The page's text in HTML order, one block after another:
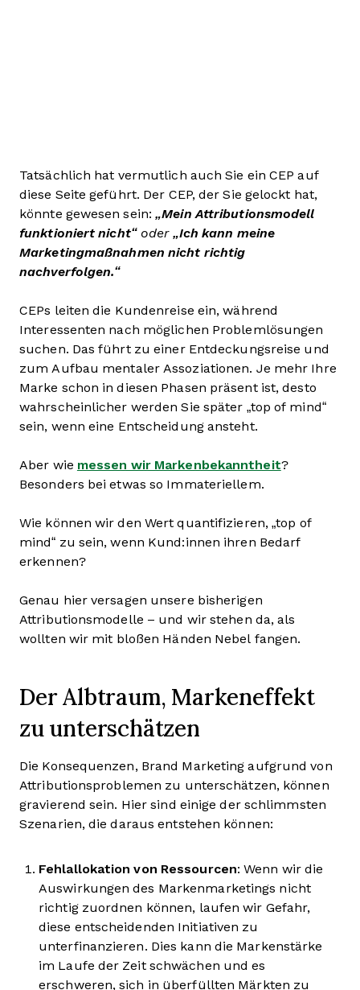
Tatsächlich hat vermutlich auch Sie ein CEP auf
diese Seite geführt. Der CEP, der Sie gelockt hat,
könnte gewesen sein:„Mein Attributionsmodell
funktioniert nicht“ oder„Ich kann meine
Marketingmaßnahmen nicht richtig
nachverfolgen.“
CEPs leiten die Kundenreise ein, während
Interessenten nach möglichen Problemlösungen
suchen. Das führt zu einer Entdeckungsreise und
zum Aufbau mentaler Assoziationen. Je mehr Ihre
Marke schon in diesen Phasen präsent ist, desto
wahrscheinlicher werden Sie später „top of mind“
sein, wenn eine Entscheidung ansteht.
Aber wie messen wir Markenbekanntheit?
Besonders bei etwas so Immateriellem.
Wie können wir den Wert quantifizieren, „top of
mind“ zu sein, wenn Kund:innen ihren Bedarf
erkennen?
Genau hier versagen unsere bisherigen
Attributionsmodelle – und wir stehen da, als
wollten wir mit bloßen Händen Nebel fangen.
Der Albtraum, Markeneffekt
zu unterschätzen
Die Konsequenzen, Brand Marketing aufgrund von
Attributionsproblemen zu unterschätzen, können
gravierend sein. Hier sind einige der schlimmsten
Szenarien, die daraus entstehen können:
Fehlallokation von Ressourcen: Wenn wir die
Auswirkungen des Markenmarketings nicht
richtig zuordnen können, laufen wir Gefahr,
diese entscheidenden Initiativen zu
unterfinanzieren. Dies kann die Markenstärke
im Laufe der Zeit schwächen und es
erschweren, sich in überfüllten Märkten zu